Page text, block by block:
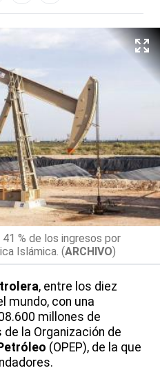
% de los ingresos por
Islámica. (ARCHIVO)
, entre los diez
mundo, con una
millones de
la Organización de
(OPEP), de la que